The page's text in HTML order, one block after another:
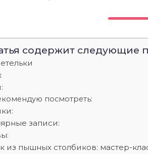
содержит следующие
посмотреть:
записи:
из пышных столбиков: мастер-